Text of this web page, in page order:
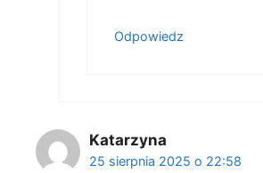
Odpowiedz
Katarzyna
25 sierpnia 2025 o 22:58